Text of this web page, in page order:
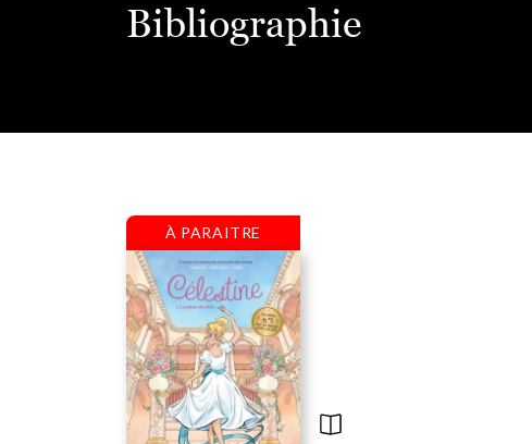
Bibliographie
À PARAITRE